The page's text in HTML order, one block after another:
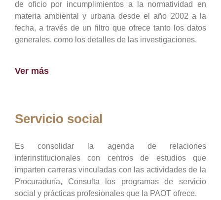
de oficio por incumplimientos a la normatividad en
materia ambiental y urbana desde el año 2002 a la
fecha, a través de un filtro que ofrece tanto los datos
generales, como los detalles de las investigaciones.
Ver más
Servicio social
Es consolidar la agenda de relaciones
interinstitucionales con centros de estudios que
imparten carreras vinculadas con las actividades de la
Procuraduría, Consulta los programas de servicio
social y prácticas profesionales que la PAOT ofrece.